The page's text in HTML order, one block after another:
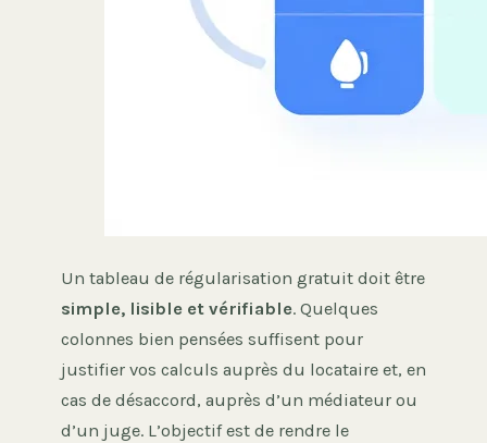
Un tableau de régularisation gratuit doit être
simple, lisible et vérifiable. Quelques
colonnes bien pensées suffisent pour
justifier vos calculs auprès du locataire et, en
cas de désaccord, auprès d’un médiateur ou
d’un juge. L’objectif est de rendre le